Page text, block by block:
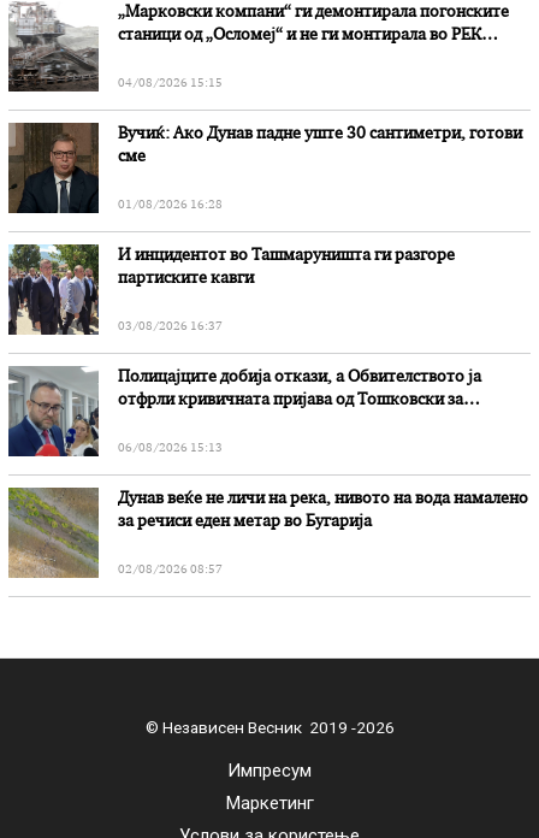
„Марковски компани“ ги демонтирала погонските
станици од „Осломеј“ и не ги монтирала во РЕК
04/08/2026 15:15
Вучиќ: Ако Дунав падне уште 30 сантиметри, готови
сме
01/08/2026 16:28
И инцидентот во Ташмаруништa ги разгоре
партиските кавги
03/08/2026 16:37
Полицајците добија откази, а Обвителството ја
отфрли кривичната пријава од Тошковски за
06/08/2026 15:13
Дунав веќе не личи на река, нивото на вода намалено
за речиси еден метар во Бугарија
02/08/2026 08:57
© Независен Весник 2019 -2026
Импресум
Маркетинг